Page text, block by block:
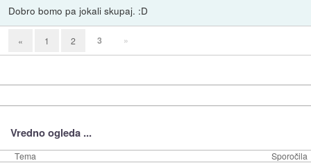
Dobro bomo pa jokali skupaj. :D
« 1 2 3 »
Vredno ogleda ...
Tema Sporočila